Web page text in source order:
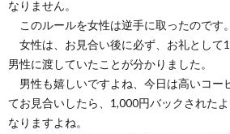
なりません。
このルールを女性は逆手に取ったのです。
女性は、お見合い後に必ず、お礼として
男性に渡していたことが分かりました。
男性も嬉しいですよね、今日は高いコー
てお見合いしたら、1,000円バックされた
なりますよね。